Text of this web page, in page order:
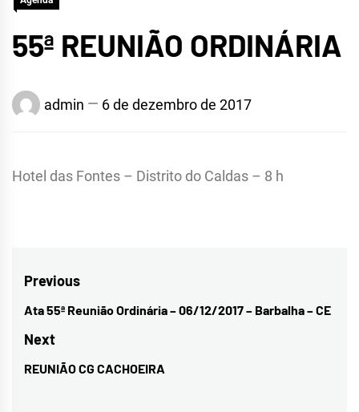
55ª REUNIÃO ORDINÁRIA
admin 6 de dezembro de 2017
Hotel das Fontes – Distrito do Caldas – 8 h
Navegação
de
Post
Previous
Previous
post:
Ata 55ª Reunião Ordinária – 06/12/2017 – Barbalha – CE
Next
Next
REUNIÃO CG CACHOEIRA